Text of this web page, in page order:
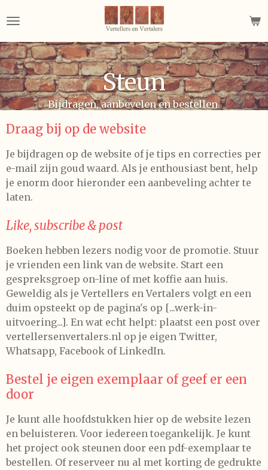
direct
naar
de
hoofdinhoud
Steun
Bijdragen, aanbevelen en bestellen.
Draag bij op de website
Je bijdragen op de website of je tips en correcties per
e-mail zijn goud waard. Als je enthousiast bent, help
je enorm door hieronder een aanbeveling achter te
laten.
Like, subscribe & post
Boeken hebben lezers nodig voor de promotie. Stuur
je vrienden een link van de website. Start een
gespreksgroep on-line of met koffie aan huis.
Geweldig als je Vertellers en Vertalers volgt en een
duim opsteekt op de pagina's op [...werk-in-
uitvoering...]. En wat echt helpt: plaatst een post over
vertellersenvertalers.nl op je eigen Twitter,
Whatsapp, Facebook of LinkedIn.
Bestel je eigen exemplaar of geef er een
door
Je kunt alle hoofdstukken hier op de website lezen
en beluisteren. Voor iedereen toegankelijk. Je kunt
het project ook steunen door een pdf-exemplaar te
bestellen. Of reserveer nu al met korting de gedrukte